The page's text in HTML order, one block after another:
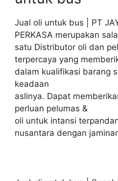
Jual oli untuk bus | PT
PERKASA merupakan
satu Distributor oli dan
terpercaya yang
dalam kualifikasi barang
keadaan
aslinya. Dapat
perluan pelumas &
oli untuk intansi
nusantara dengan